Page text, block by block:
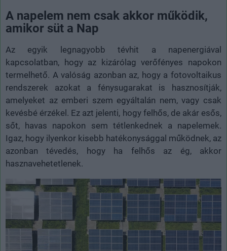
A napelem nem csak akkor működik,
amikor süt a Nap
Az egyik legnagyobb tévhit a napenergiával
kapcsolatban, hogy az kizárólag verőfényes napokon
termelhető. A valóság azonban az, hogy a fotovoltaikus
rendszerek azokat a fénysugarakat is hasznosítják,
amelyeket az emberi szem egyáltalán nem, vagy csak
kevésbé érzékel. Ez azt jelenti, hogy felhős, de akár esős,
sőt, havas napokon sem tétlenkednek a napelemek.
Igaz, hogy ilyenkor kisebb hatékonysággal működnek, az
azonban tévedés, hogy ha felhős az ég, akkor
hasznavehetetlenek.